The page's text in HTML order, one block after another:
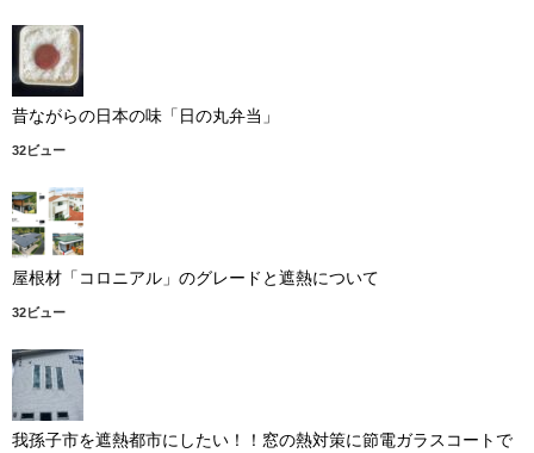
昔ながらの日本の味「日の丸弁当」
32ビュー
屋根材「コロニアル」のグレードと遮熱について
32ビュー
我孫子市を遮熱都市にしたい！！窓の熱対策に節電ガラスコートで